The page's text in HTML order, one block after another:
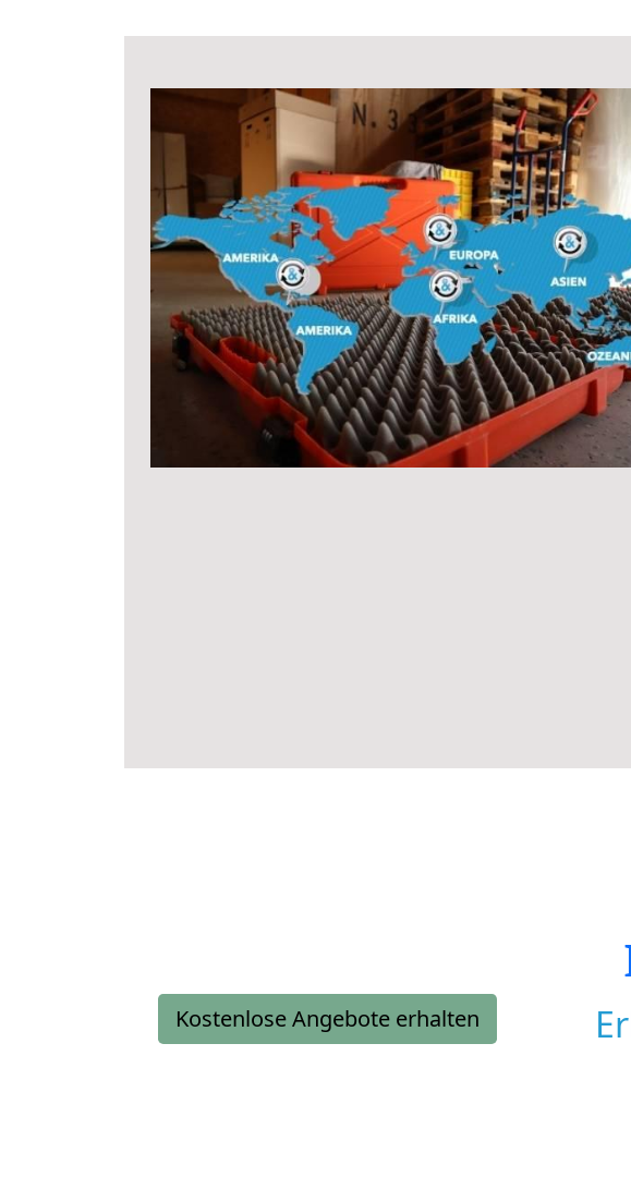
Kostenlose Angebote erhalten